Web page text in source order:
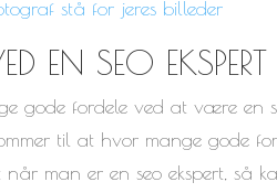
stå for jeres billeder
EN SEO EKSPERT
gode fordele ved at være en
til at hvor mange gode
man er en seo ekspert, så